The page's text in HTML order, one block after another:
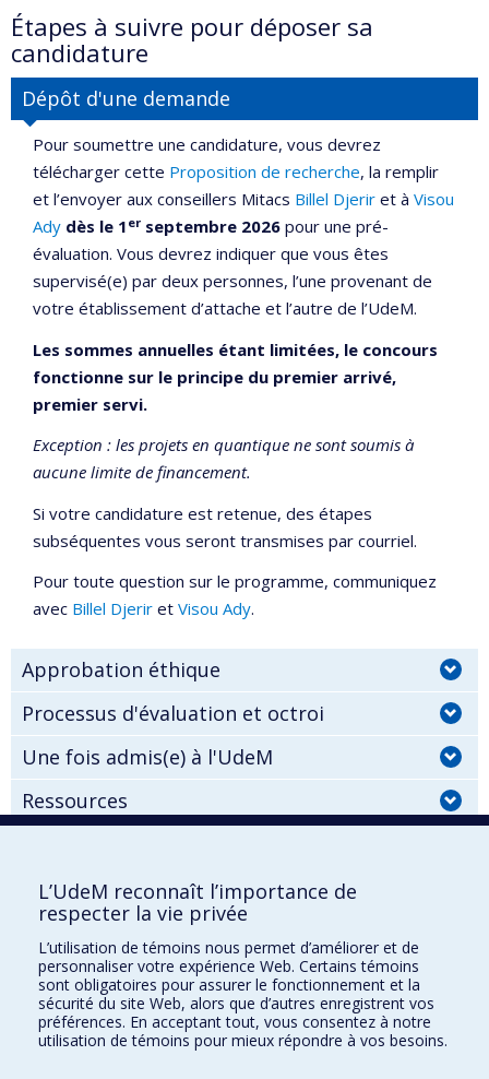
Étapes à suivre pour déposer sa
candidature
Dépôt d'une demande
Pour soumettre une candidature, vous devrez
télécharger cette Proposition de recherche, la remplir
et l’envoyer aux conseillers Mitacs Billel Djerir et à Visou
Ady dès le 1 er septembre 2026 pour une pré-
évaluation. Vous devrez indiquer que vous êtes
supervisé(e) par deux personnes, l’une provenant de
votre établissement d’attache et l’autre de l’UdeM.
Les sommes annuelles étant limitées, le concours
fonctionne sur le principe du premier arrivé,
premier servi.
Exception : les projets en quantique ne sont soumis à
aucune limite de financement.
Si votre candidature est retenue, des étapes
subséquentes vous seront transmises par courriel.
Pour toute question sur le programme, communiquez
avec Billel Djerir et Visou Ady.
Approbation éthique
Processus d'évaluation et octroi
Une fois admis(e) à l'UdeM
Ressources
UdeM international
3744, rue Jean-Brillant
Bureau 581, 5e étage
Montréal (Québec)
Canada H3T 1P1
Pour nous joindre
L’UdeM reconnaît l’importance de
respecter la vie privée
L’utilisation de témoins nous permet d’améliorer et de
personnaliser votre expérience Web. Certains témoins
sont obligatoires pour assurer le fonctionnement et la
sécurité du site Web, alors que d’autres enregistrent vos
préférences. En acceptant tout, vous consentez à notre
utilisation de témoins pour mieux répondre à vos besoins.